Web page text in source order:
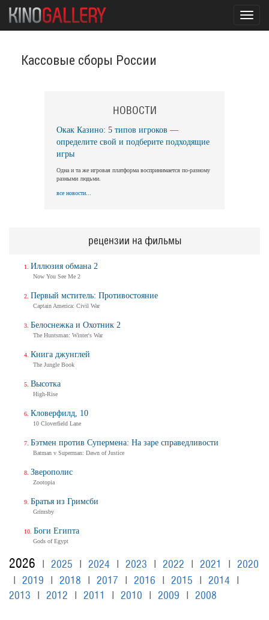
Кассовые сборы России
НОВОСТИ
Окак Казино: 5 типов игроков —
определите свой и подберите подходящие
игры
Одна и та же игровая платформа воспринимается по-разному
разными людьми.
все новости...
рецензии на фильмы
Иллюзия обмана 2
Now You See Me 2
Первый мститель: Противостояние
Captain America: Civil War
Белоснежка и Охотник 2
The Huntsman: Winter's War
Книга джунглей
The Jungle Book
Высотка
High-Rise
Кловерфилд, 10
10 Cloverfield Lane
Бэтмен против Супермена: На заре справедливости
Batman v Superman: Dawn of Justice
Зверополис
Zootopia
Братья из Гримсби
Grimsby
Боги Египта
Gods of Egypt
2026 2025 2024 2023 2022 2021
2020
2019 2018 2017 2016 2015 2014
2013
2012 2011 2010 2009 2008